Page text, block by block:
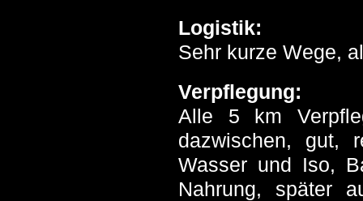
Logistik:
Sehr kurze Wege,
Verpflegung:
Alle 5 km
dazwischen, gut,
Wasser und Iso,
Nahrung, später